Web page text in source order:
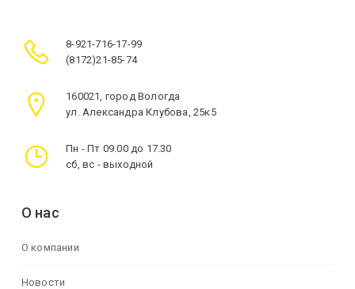
8-921-716-17-99
(8172)21-85-74
160021, город Вологда
ул. Александра Клубова, 25к5
Пн - Пт 09.00 до 17.30
сб, вс - выходной
О нас
О компании
Новости